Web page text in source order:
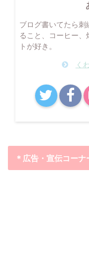
ブログ書いてたら刺
ること、コーヒー、
トが好き。
く
＊広告・宣伝コーナ